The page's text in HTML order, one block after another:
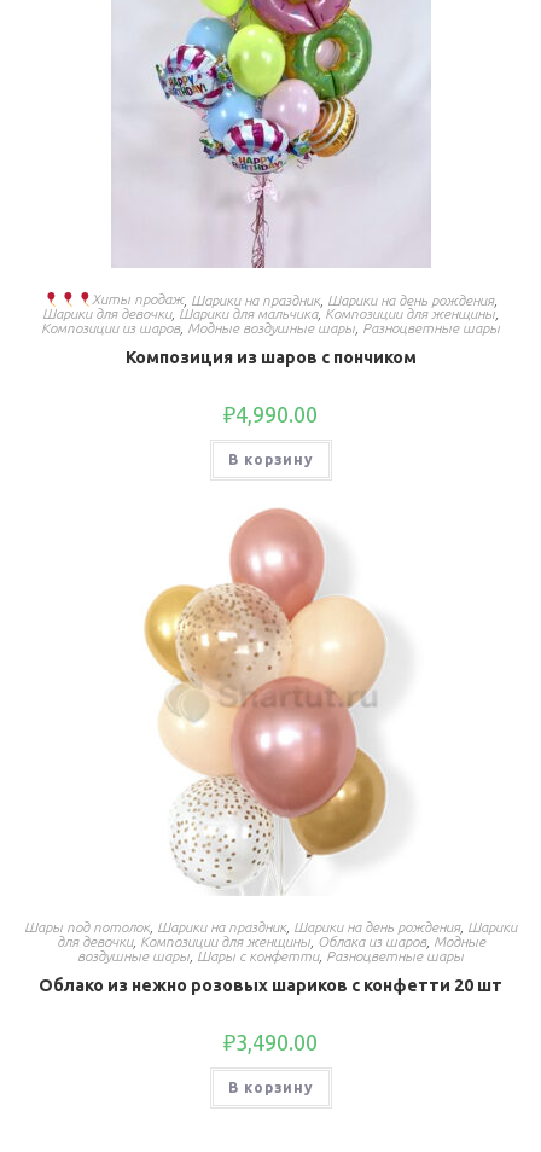
Хиты продаж, Шарики на праздник, Шарики на день рождения,
Шарики для девочки, Шарики для мальчика, Композиции для женщины
Композиции из шаров, Модные воздушные шары Разноцветные шары
Композиция из шаров с пончиком
₽4,990.00
В корзину
Шары под потолок, Шарики на праздник, Шарики на день рождения, Шарики
для девочки, Композиции для женщины, Облака из шаров, Модные
воздушные шары Шары с конфетти, Разноцветные шары
Облако из нежно розовых шариков с конфетти 20 шт
₽3,490.00
В корзину